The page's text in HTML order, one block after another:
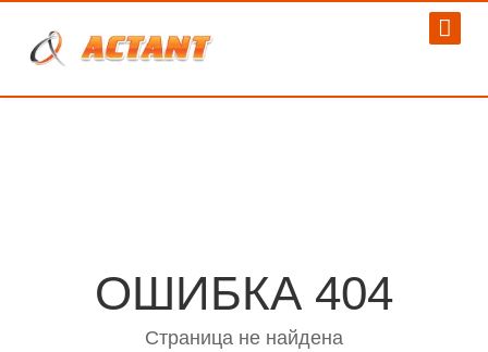
ОШИБКА 404
Страница не найдена